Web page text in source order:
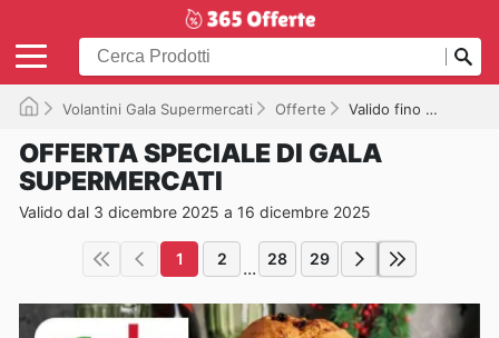
Volantini Gala Supermercati Offerte Valido fino a 16/12/2025
OFFERTA SPECIALE DI GALA
SUPERMERCATI
Valido dal 3 dicembre 2025 a 16 dicembre 2025
1 2 ... 28 29